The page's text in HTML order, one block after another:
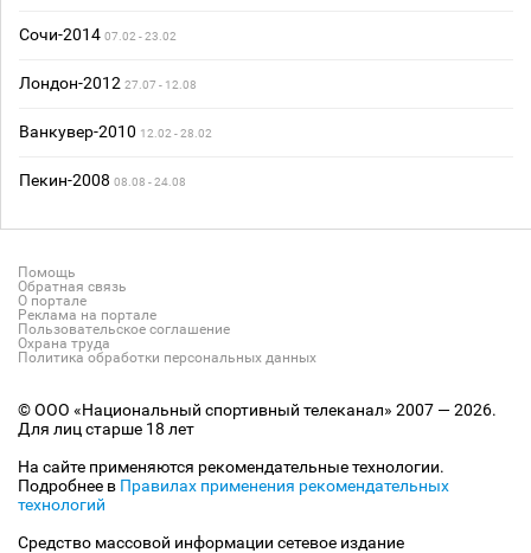
Сочи-2014 07.02 - 23.02
Лондон-2012 27.07 - 12.08
Ванкувер-2010 12.02 - 28.02
Пекин-2008 08.08 - 24.08
Помощь
Обратная связь
О портале
Реклама на портале
Пользовательское соглашение
Охрана труда
Политика обработки персональных данных
© ООО «Национальный спортивный телеканал» 2007 — 2026.
Для лиц старше 18 лет
На сайте применяются рекомендательные технологии.
Подробнее в Правилах применения рекомендательных
технологий
Средство массовой информации сетевое издание